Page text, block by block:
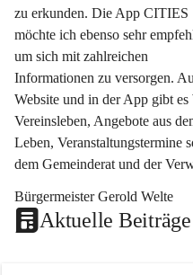
zu erkunden. Die App CITIES
möchte ich ebenso sehr
um sich mit zahlreichen
Informationen zu versorgen.
Website und in der App gibt es
Vereinsleben, Angebote aus
Leben, Veranstaltungstermine
dem Gemeinderat und der
Bürgermeister Gerold Welte
Aktuelle Beiträge